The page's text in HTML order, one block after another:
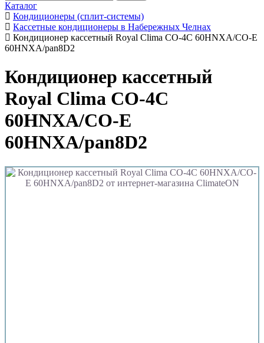
Каталог
Кондиционеры (сплит-системы)
Кассетные кондиционеры в Набережных Челнах
Кондиционер кассетный Royal Clima CO-4C 60HNXA/CO-E
60HNXA/pan8D2
Кондиционер кассетный
Royal Clima CO-4C
60HNXA/CO-E
60HNXA/pan8D2